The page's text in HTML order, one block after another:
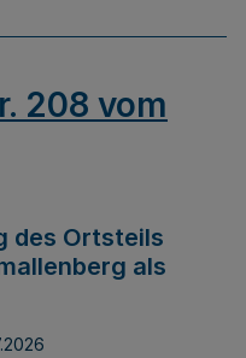
208 vom
des Ortsteils
als